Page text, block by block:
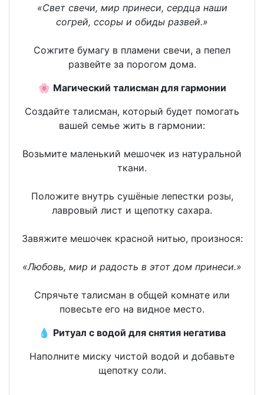
«Свет свечи, мир принеси, сердца наши
согрей, ссоры и обиды развей.»
Сожгите бумагу в пламени свечи, а пепел
развейте за порогом дома.
🌸 Магический талисман для гармонии
Создайте талисман, который будет помогать
вашей семье жить в гармонии:
Возьмите маленький мешочек из натуральной
ткани.
Положите внутрь сушёные лепестки розы,
лавровый лист и щепотку сахара.
Завяжите мешочек красной нитью, произнося:
«Любовь, мир и радость в этот дом принеси.»
Спрячьте талисман в общей комнате или
повесьте его на видное место.
💧 Ритуал с водой для снятия негатива
Наполните миску чистой водой и добавьте
щепотку соли.